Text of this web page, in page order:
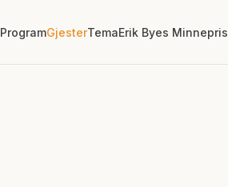
ProgramGjesterTemaErik Byes Minnepris